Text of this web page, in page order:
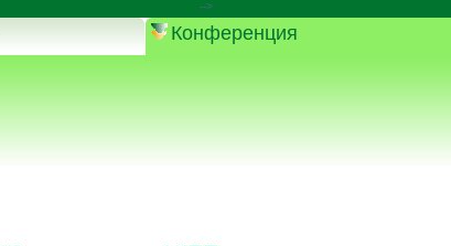
-->
Конференция